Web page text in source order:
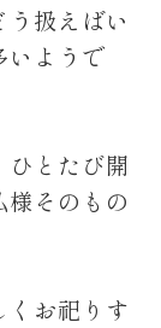
扱えばい
いようで
とたび開
そのもの
お祀りす